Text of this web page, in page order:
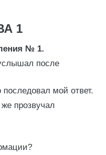
1
№ 1.
после
мой ответ.
прозвучал